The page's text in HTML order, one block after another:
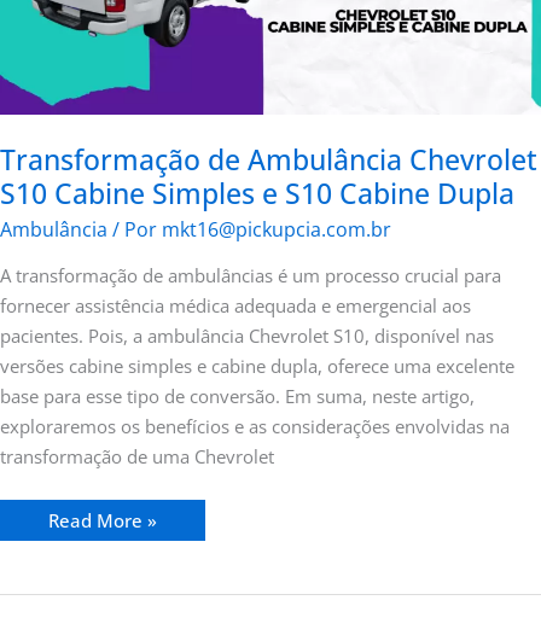
Transformação de Ambulância Chevrolet
S10 Cabine Simples e S10 Cabine Dupla
Ambulância / Por mkt16@pickupcia.com.br
A transformação de ambulâncias é um processo crucial para
fornecer assistência médica adequada e emergencial aos
pacientes. Pois, a ambulância Chevrolet S10, disponível nas
versões cabine simples e cabine dupla, oferece uma excelente
base para esse tipo de conversão. Em suma, neste artigo,
exploraremos os benefícios e as considerações envolvidas na
transformação de uma Chevrolet
Read More »